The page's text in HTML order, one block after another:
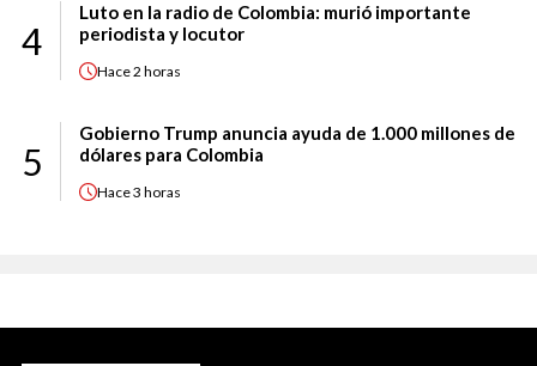
4
Luto en la radio de Colombia: murió importante
periodista y locutor
Hace2 horas
5
Gobierno Trump anuncia ayuda de 1.000 millones de
dólares para Colombia
Hace3 horas